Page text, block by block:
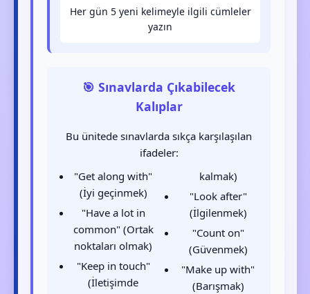
Her gün 5 yeni kelimeyle ilgili cümleler
yazın
🎯 Sınavlarda Çıkabilecek
Kalıplar
Bu ünitede sınavlarda sıkça karşılaşılan
ifadeler:
"Get along with"
(İyi geçinmek)
"Have a lot in
common" (Ortak
noktaları olmak)
"Keep in touch"
(İletişimde
kalmak)
"Look after"
(İlgilenmek)
"Count on"
(Güvenmek)
"Make up with"
(Barışmak)